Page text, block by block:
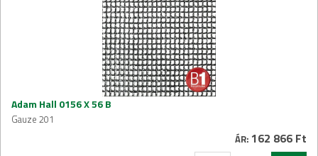
Adam Hall 0156 X 56 B
Gauze 201
ÁR: 162 866 Ft